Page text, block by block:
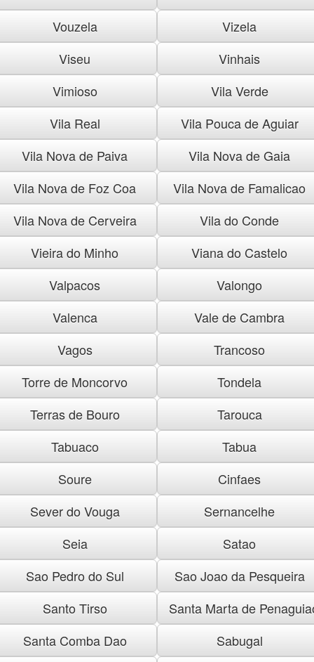
Vouzela
Vizela
Viseu
Vinhais
Vimioso
Vila Verde
Vila Real
Vila Pouca de Aguiar
Vila Nova de Paiva
Vila Nova de Gaia
Vila Nova de Foz Coa
Vila Nova de Famalicao
Vila Nova de Cerveira
Vila do Conde
Vieira do Minho
Viana do Castelo
Valpacos
Valongo
Valenca
Vale de Cambra
Vagos
Trancoso
Torre de Moncorvo
Tondela
Terras de Bouro
Tarouca
Tabuaco
Tabua
Soure
Cinfaes
Sever do Vouga
Sernancelhe
Seia
Satao
Sao Pedro do Sul
Sao Joao da Pesqueira
Santo Tirso
Santa Marta de
Santa Comba Dao
Sabugal